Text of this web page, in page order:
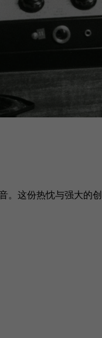
这份热忱与强大的